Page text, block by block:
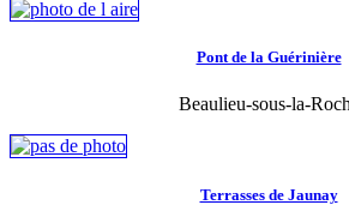
Pont de la Guérinière
Beaulieu-sous-la-
Terrasses de Jaunay